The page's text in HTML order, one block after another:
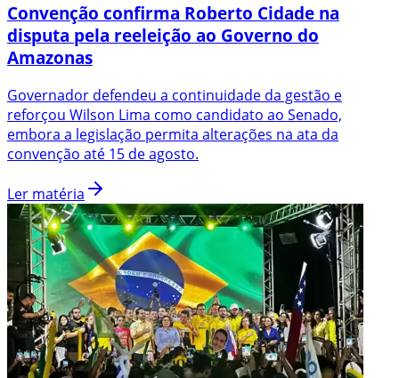
Convenção confirma Roberto Cidade na
disputa pela reeleição ao Governo do
Amazonas
Governador defendeu a continuidade da gestão e
reforçou Wilson Lima como candidato ao Senado,
embora a legislação permita alterações na ata da
convenção até 15 de agosto.
Ler matéria